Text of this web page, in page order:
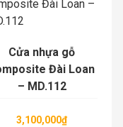
Cửa nhựa gỗ
Đài Loan
– MD.111
3,100,000₫